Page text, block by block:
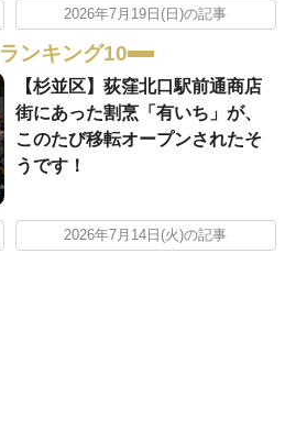
2026年7月19日(日)の記事
ランキング10
【杉並区】荻窪北口駅前通商店
街にあった割烹「有いち」が、
このたび移転オープンされたそ
うです！
2026年7月14日(火)の記事